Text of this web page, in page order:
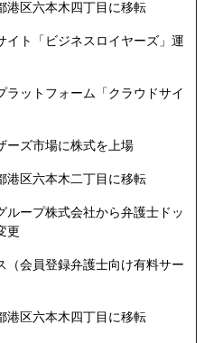
港区六本木四丁目に移転
イト「ビジネスロイヤーズ」運
ラットフォーム「クラウドサイ
ーズ市場に株式を上場
港区六本木二丁目に移転
ループ株式会社から弁護士ドッ
更
（会員登録弁護士向け有料サー
港区六本木四丁目に移転